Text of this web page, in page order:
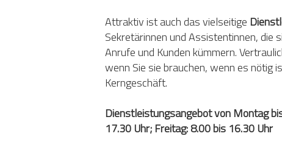
Attraktiv ist auch das vielseitige
Sekretärinnen und Assistentinnen, die
Anrufe und Kunden kümmern.
wenn Sie sie brauchen, wenn es nötig
Kerngeschäft.
Dienstleistungsangebot von Montag
17.30 Uhr; Freitag: 8.00 bis 16.30 Uhr